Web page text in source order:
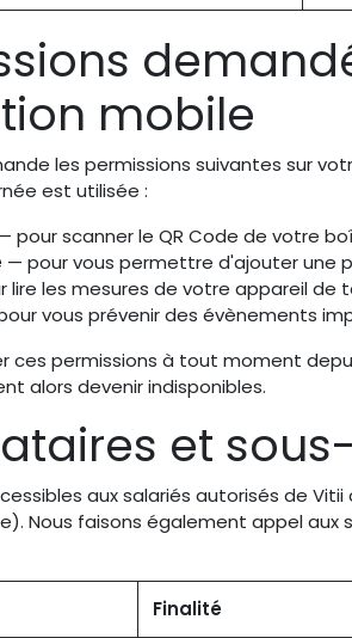
mobile
les permissions suivantes sur
est utilisée :
pour scanner le QR Code de votre
— pour vous permettre d'ajouter une
lire les mesures de votre appareil de
vous prévenir des évènements
ces permissions à tout moment
alors devenir indisponibles.
et
aux salariés autorisés de
Nous faisons également appel
Finalité